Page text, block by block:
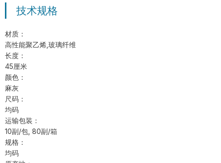
技术规格
材质：
高性能聚乙烯,玻璃纤维
长度：
45厘米
颜色：
麻灰
尺码：
均码
运输包装：
10副/包, 80副/箱
规格：
均码